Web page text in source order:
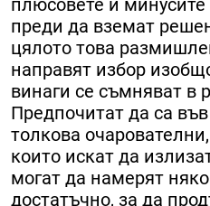
плюсовете и минусите
преди да вземат
цялото това
направят избор
винаги се съмняват в
Предпочитат да са
толкова
които искат да
могат да намерят
достатъчно, за да